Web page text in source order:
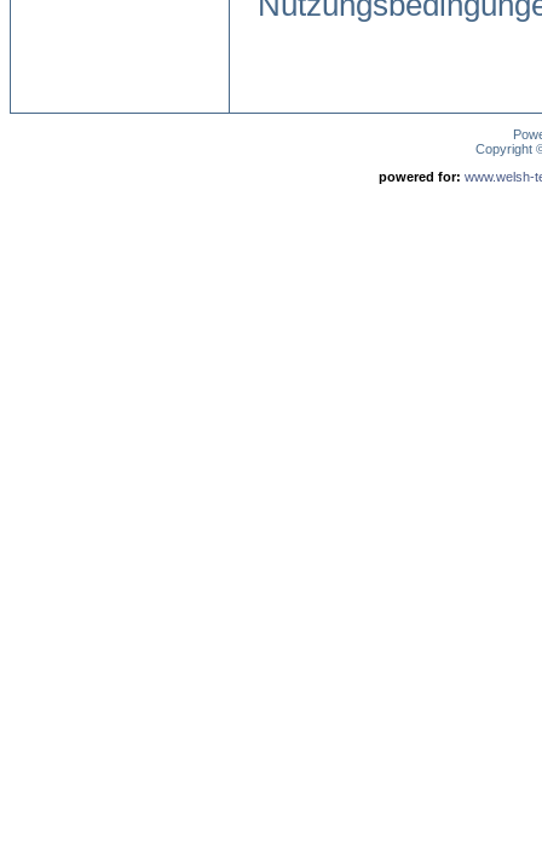
Copyright
powered for: www.welsh-